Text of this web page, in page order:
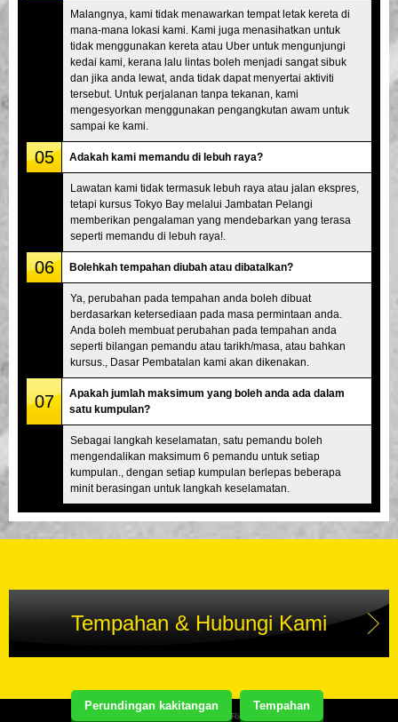
Perundingan kakitangan Tempahan
Malangnya, kami tidak menawarkan tempat letak kereta di
mana-mana lokasi kami. Kami juga menasihatkan untuk
tidak menggunakan kereta atau Uber untuk mengunjungi
kedai kami, kerana lalu lintas boleh menjadi sangat sibuk
dan jika anda lewat, anda tidak dapat menyertai aktiviti
tersebut. Untuk perjalanan tanpa tekanan, kami
mengesyorkan menggunakan pengangkutan awam untuk
sampai ke kami.
05 Adakah kami memandu di lebuh raya?
Lawatan kami tidak termasuk lebuh raya atau jalan ekspres,
tetapi kursus Tokyo Bay melalui Jambatan Pelangi
memberikan pengalaman yang mendebarkan yang terasa
seperti memandu di lebuh raya!.
06 Bolehkah tempahan diubah atau dibatalkan?
Ya, perubahan pada tempahan anda boleh dibuat
berdasarkan ketersediaan pada masa permintaan anda.
Anda boleh membuat perubahan pada tempahan anda
seperti bilangan pemandu atau tarikh/masa, atau bahkan
kursus., Dasar Pembatalan kami akan dikenakan.
07
Apakah jumlah maksimum yang boleh anda ada dalam
satu kumpulan?
Sebagai langkah keselamatan, satu pemandu boleh
mengendalikan maksimum 6 pemandu untuk setiap
kumpulan., dengan setiap kumpulan berlepas beberapa
minit berasingan untuk langkah keselamatan.
Tempahan & Hubungi Kami
Copyright(C) Street Kart Tour. All Rights Reserved.